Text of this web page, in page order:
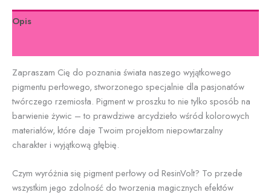
Opis
Zapraszam Cię do poznania świata naszego wyjątkowego
pigmentu perłowego, stworzonego specjalnie dla pasjonatów
twórczego rzemiosła. Pigment w proszku to nie tylko sposób na
barwienie żywic – to prawdziwe arcydzieło wśród kolorowych
materiałów, które daje Twoim projektom niepowtarzalny
charakter i wyjątkową głębię.
Czym wyróżnia się pigment perłowy od ResinVolt? To przede
wszystkim jego zdolność do tworzenia magicznych efektów